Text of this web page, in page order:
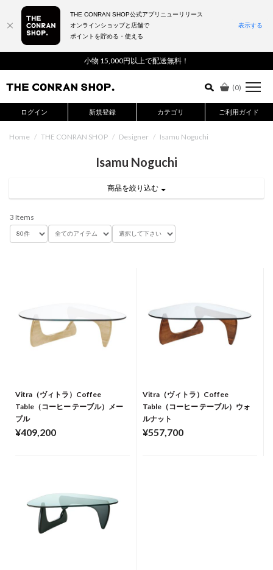
小物 15,000円以上で配送無料！
(0)
ログイン 新規登録 カテゴリ ご利用ガイド
詳細検索はこちら
Home / THE CONRAN SHOP / Designer / Isamu Noguchi
Isamu Noguchi
商品を絞り込む
3 Items
Vitra（ヴィトラ）Coffee
Table（コーヒー テーブル）メー
プル
¥409,200
Vitra（ヴィトラ）Coffee
Table（コーヒー テーブル）ウォ
ルナット
¥557,700
THE CONRAN SHOP公式アプリニューリリース
オンラインショップと店舗で
ポイントを貯める・使える
表示する